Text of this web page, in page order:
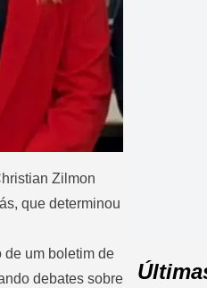
Zilmon
que determinou
de um boletim de
debates sobre